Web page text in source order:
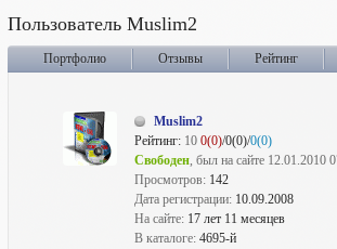
Пользователь Muslim2
Портфолио Отзывы Рейтинг
Muslim2
Рейтинг: 10 0(0)/0(0)/0(0)
Свободен, был на сайте 12.01.2010
Просмотров: 142
Дата регистрации: 10.09.2008
На сайте: 17 лет 11 месяцев
В каталоге: 4695-й